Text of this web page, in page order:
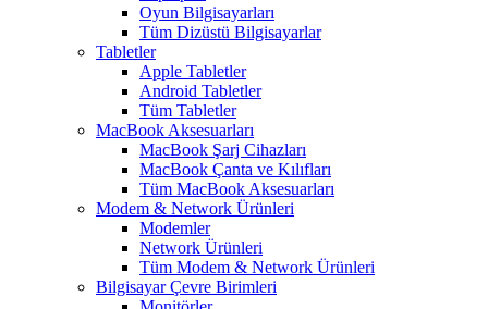
Oyun Bilgisayarları
Tüm Dizüstü Bilgisayarlar
Tabletler
Apple Tabletler
Android Tabletler
Tüm Tabletler
MacBook Aksesuarları
MacBook Şarj Cihazları
MacBook Çanta ve Kılıfları
Tüm MacBook Aksesuarları
Modem & Network Ürünleri
Modemler
Network Ürünleri
Tüm Modem & Network Ürünleri
Bilgisayar Çevre Birimleri